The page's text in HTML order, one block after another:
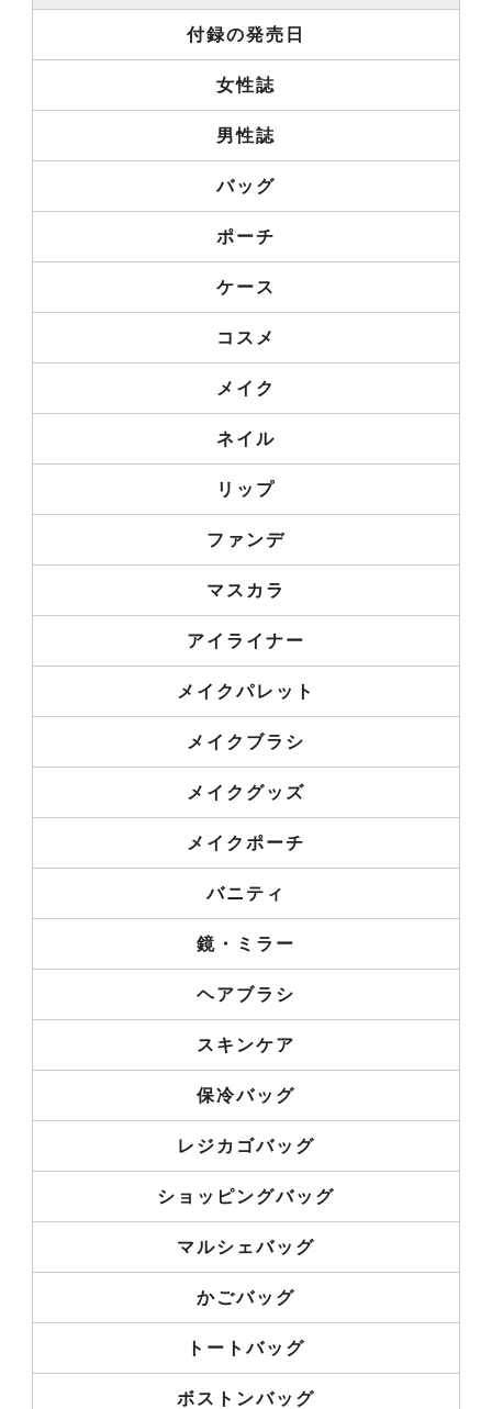
付録の発売日
女性誌
男性誌
バッグ
ポーチ
ケース
コスメ
メイク
ネイル
リップ
ファンデ
マスカラ
アイライナー
メイクパレット
メイクブラシ
メイクグッズ
メイクポーチ
バニティ
鏡・ミラー
ヘアブラシ
スキンケア
保冷バッグ
レジカゴバッグ
ショッピングバッグ
マルシェバッグ
かごバッグ
トートバッグ
ボストンバッグ